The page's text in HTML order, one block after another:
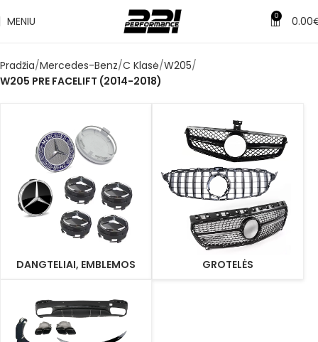
MENIU 0 0.00
Pradžia Mercedes-Benz C Klasė W205
W205 PRE FACELIFT (2014-2018)
DANGTELIAI, EMBLEMOS GROTELĖS